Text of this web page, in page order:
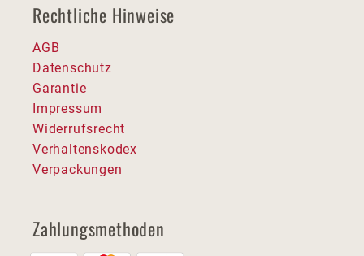
Rechtliche Hinweise
AGB
Datenschutz
Garantie
Impressum
Widerrufsrecht
Verhaltenskodex
Verpackungen
Zahlungsmethoden